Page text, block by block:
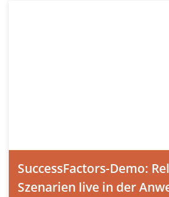
SuccessFactors-Demo:
Szenarien live in der